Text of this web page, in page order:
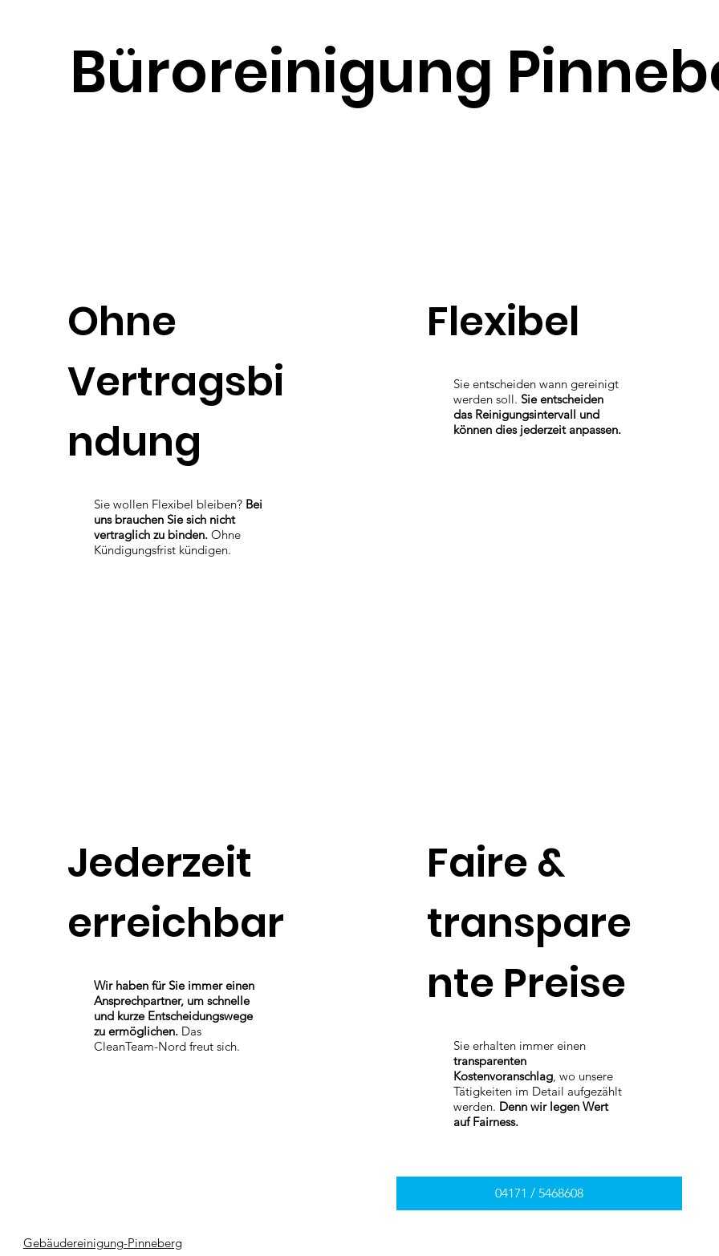
Büroreinigung
Ohne
Vertragsbi
ndung
Sie wollen Flexibel bleiben? Bei
uns brauchen Sie sich nicht
vertraglich zu binden. Ohne
Kündigungsfrist kündigen.
Flexibel
Sie entscheiden wann gereinigt
werden soll.Sie entscheiden
das Reinigungsintervall und
können dies jederzeit anpassen.
Jederzeit
erreichbar
Wir haben für Sie immer einen
Ansprechpartner, um schnelle
und kurze Entscheidungswege
zu ermöglichen. Das
CleanTeam-Nord freut sich.
Faire &
transpare
nte Preise
Sie erhalten immer einen
transparenten
Kostenvoranschlag, wo unsere
Tätigkeiten im Detail aufgezählt
werden. Denn wir legen Wert
auf Fairness.
04171 / 5468608
Gebäudereinigung-Pinneberg